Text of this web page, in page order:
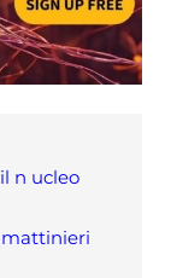
n ucleo
mattinieri